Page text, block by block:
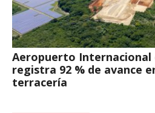
Aeropuerto Internacional
registra 92 % de avance
terracería